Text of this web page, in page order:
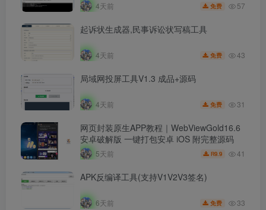
4天前 免费 57
起诉状生成器,民事诉讼状写稿工具
4天前 免费 43
局域网投屏工具V1.3 成品+源码
4天前 免费 31
网页封装原生APP教程｜WebViewGold16.6
安卓破解版 一键打包安卓 iOS 附完整源码
5天前 R9.9 41
APK反编译工具(支持V1V2V3签名)
6天前 免费 33